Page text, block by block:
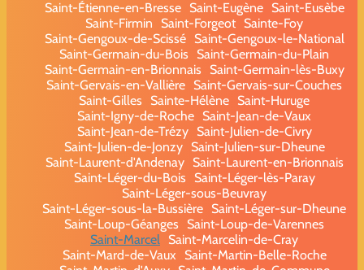
Saint-Étienne-en-Bresse
Saint-Eugène
Saint-Eusèbe
Saint-Firmin
Saint-Forgeot Sainte-Foy
Saint-Gengoux-de-Scissé
Saint-Gengoux-le-National
Saint-Germain-du-Bois
Saint-Germain-du-Plain
Saint-Germain-en-Brionnais
Saint-Germain-lès-Buxy
Saint-Gervais-en-Vallière Saint-Gervais-sur-Couches
Saint-Gilles
Sainte-Hélène Saint-Huruge
Saint-Igny-de-Roche Saint-Jean-de-Vaux
Saint-Jean-de-Trézy
Saint-Julien-de-Civry
Saint-Julien-de-Jonzy
Saint-Julien-sur-Dheune
Saint-Laurent-d'Andenay
Saint-Laurent-en-Brionnais
Saint-Léger-du-Bois
Saint-Léger-lès-Paray
Saint-Léger-sous-Beuvray
Saint-Léger-sous-la-Bussière Saint-Léger-sur-Dheune
Saint-Loup-Géanges
Saint-Loup-de-Varennes
Saint-Marcel
Saint-Marcelin-de-Cray
Saint-Mard-de-Vaux
Saint-Martin-Belle-Roche